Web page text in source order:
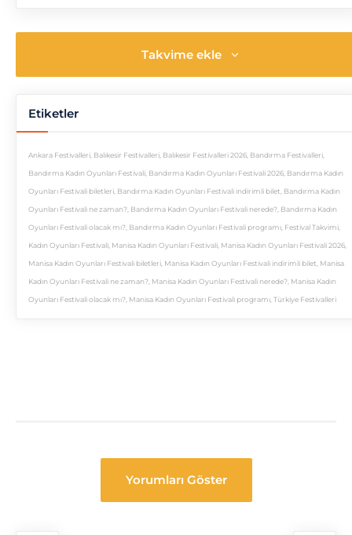
Takvime ekle
Etiketler
Ankara Festivalleri, Balıkesir Festivalleri, Balıkesir Festivalleri 2026, Bandırma Festivalleri,
Bandırma Kadın Oyunları Festivali, Bandırma Kadın Oyunları Festivali 2026, Bandırma Kadın
Oyunları Festivali biletleri, Bandırma Kadın Oyunları Festivali indirimli bilet, Bandırma Kadın
Oyunları Festivali ne zaman?, Bandırma Kadın Oyunları Festivali nerede?, Bandırma Kadın
Oyunları Festivali olacak mı?, Bandırma Kadın Oyunları Festivali programı, Festival Takvimi,
Kadın Oyunları Festivali, Manisa Kadın Oyunları Festivali, Manisa Kadın Oyunları Festivali 2026,
Manisa Kadın Oyunları Festivali biletleri, Manisa Kadın Oyunları Festivali indirimli bilet, Manisa
Kadın Oyunları Festivali ne zaman?, Manisa Kadın Oyunları Festivali nerede?, Manisa Kadın
Oyunları Festivali olacak mı?, Manisa Kadın Oyunları Festivali programı, Türkiye Festivalleri
Yorumları Göster